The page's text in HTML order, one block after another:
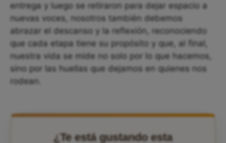
entrega y luego se retiraron para dejar espacio a
nuevas voces, nosotros también debemos
abrazar el descanso y la reflexión, reconociendo
que cada etapa tiene su propósito y que, al final,
nuestra vida se mide no solo por lo que hacemos,
sino por las huellas que dejamos en quienes nos
rodean.
¿Te está gustando esta